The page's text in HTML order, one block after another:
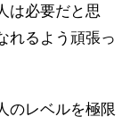
は必要だと思
れるよう頑張っ
のレベルを極限